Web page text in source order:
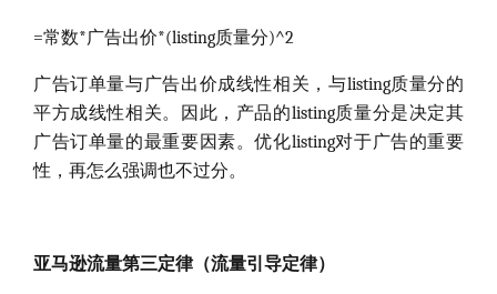
=常数*广告出价*(listing质量分)^2
广告订单量与广告出价成线性相关，与listing质量分的
平方成线性相关。因此，产品的listing质量分是决定其
广告订单量的最重要因素。优化listing对于广告的重要
性，再怎么强调也不过分。
亚马逊流量第三定律（流量引导定律）